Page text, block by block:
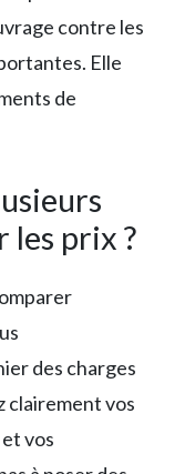
contre les
Elle
de
les prix ?
des charges
clairement vos
vos